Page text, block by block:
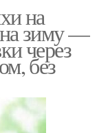
на
зиму —
через
без